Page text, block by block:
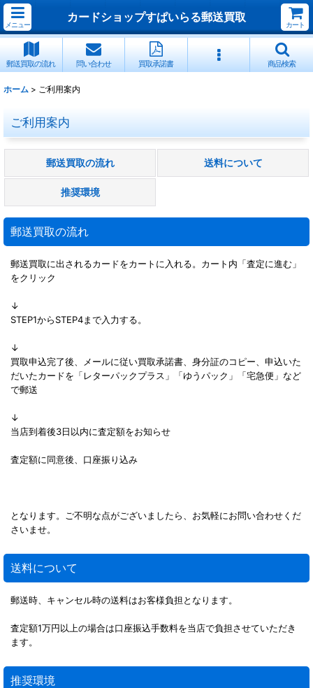
メニュー
カードショップすぱいらる郵送買取
カート
郵送買取の流れ 問い合わせ 買取承諾書 商品検索
ホーム > ご利用案内
ご利用案内
郵送買取の流れ 送料について
推奨環境
郵送買取の流れ
郵送買取に出されるカードをカートに入れる。カート内「査定に進む」
をクリック
↓
STEP1からSTEP4まで入力する。
↓
買取申込完了後、メールに従い買取承諾書、身分証のコピー、申込いた
だいたカードを「レターパックプラス」「ゆうパック」「宅急便」など
で郵送
↓
当店到着後3日以内に査定額をお知らせ
査定額に同意後、口座振り込み
となります。ご不明な点がございましたら、お気軽にお問い合わせくだ
さいませ。
送料について
郵送時、キャンセル時の送料はお客様負担となります。
査定額1万円以上の場合は口座振込手数料を当店で負担させていただき
ます。
推奨環境